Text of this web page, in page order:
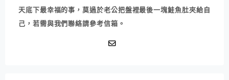
天底下最幸福的事，莫過於老公把盤裡最後一塊鮭魚肚夾給自
己，若需與我們聯絡請參考信箱。